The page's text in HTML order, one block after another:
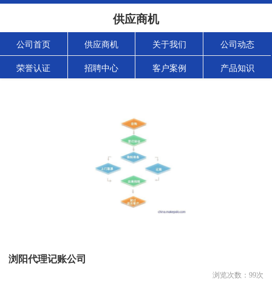
供应商机
公司首页 供应商机 关于我们 公司动态
荣誉认证 招聘中心 客户案例 产品知识
浏阳代理记账公司
浏览次数： 99次